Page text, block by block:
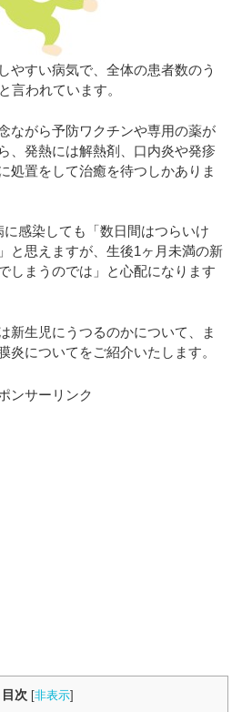
やすい病気で、全体の患者数のう
言われています。
ながら予防ワクチンや専用の薬が
、発熱には解熱剤、口内炎や発疹
処置をして治癒を待つしかありま
感染しても「数日間はつらいけ
と思えますが、生後1ヶ月未満の新
しまうのでは」と心配になります
新生児にうつるのかについて、ま
炎についてをご紹介いたします。
ンサーリンク
目次 [非表示]